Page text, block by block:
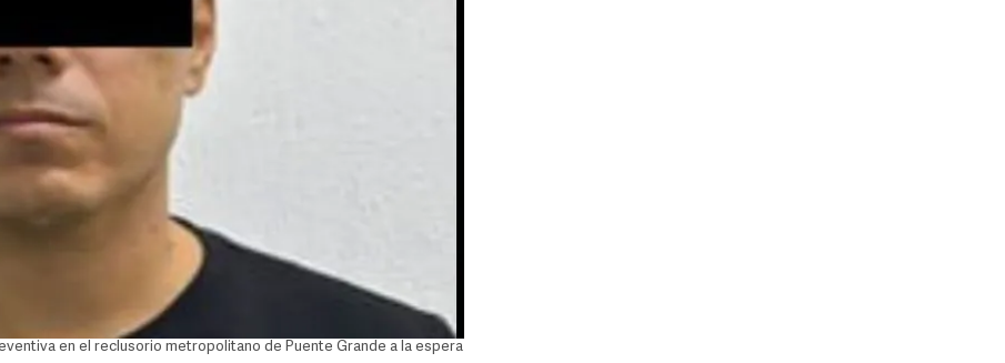
en el reclusorio metropolitano de Puente Grande a la espera